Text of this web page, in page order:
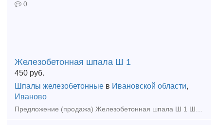
0
Железобетонная шпала Ш 1
450 руб.
Шпалы железобетонные в Ивановской области,
Иваново
Предложение (продажа) Железобетонная шпала Ш 1 Шпала железобетонная Ш-1 б/у для укладки в железнодорожный путь рельсов типа Р75, Р65 и Р50 и рельсовых скреплений